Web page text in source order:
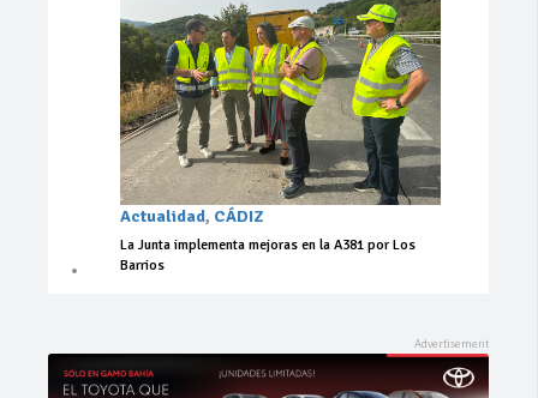
Actualidad, CÁDIZ
La Junta implementa mejoras en la A381 por Los
Barrios